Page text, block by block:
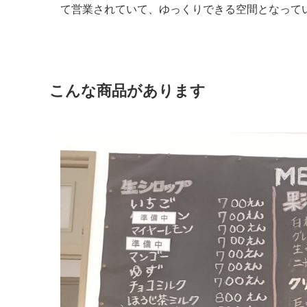
て営業されていて、ゆっくりできる空間となって
こんな商品があります